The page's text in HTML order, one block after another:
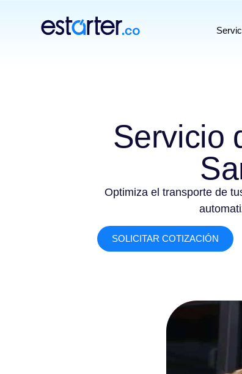
Servicio
Optimiza el transporte de
SOLICITAR COTIZACIÓN